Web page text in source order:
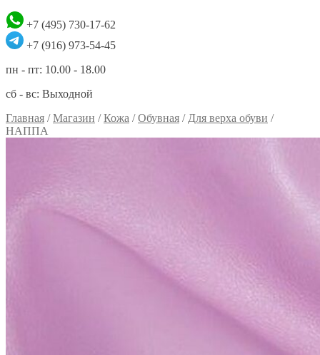
+7 (495) 730-17-62
+7 (916) 973-54-45
пн - пт: 10.00 - 18.00
сб - вс: Выходной
Главная /Магазин /Кожа /Обувная / Для верха обуви /
НАППА